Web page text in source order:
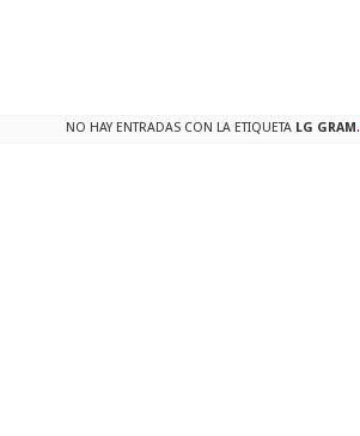
NO HAY ENTRADAS CON LA ETIQUETA LG GRAM.